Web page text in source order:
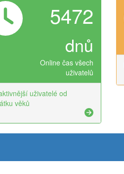
5472
dnů
Online čas všech
uživatelů
uživatelé od
věků